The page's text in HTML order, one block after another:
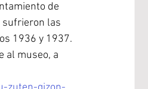
de
sufrieron las
1936 y 1937.
al museo, a